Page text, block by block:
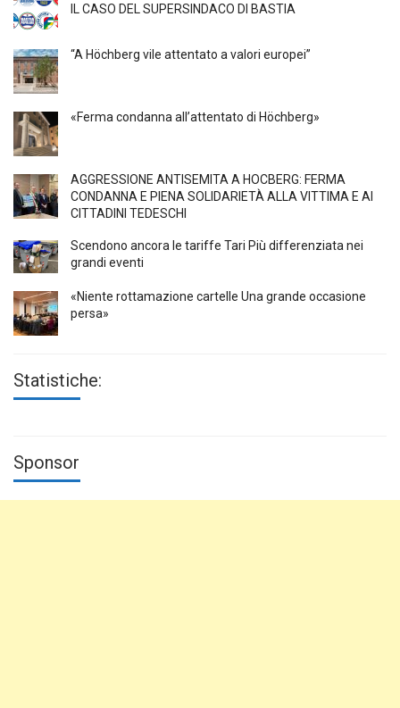
IL CASO DEL SUPERSINDACO DI BASTIA
“A Höchberg vile attentato a valori europei”
«Ferma condanna all’attentato di Höchberg»
AGGRESSIONE ANTISEMITA A HÖCBERG: FERMA
CONDANNA E PIENA SOLIDARIETÀ ALLA VITTIMA E AI
CITTADINI TEDESCHI
Scendono ancora le tariffe Tari Più differenziata nei
grandi eventi
«Niente rottamazione cartelle Una grande occasione
persa»
Statistiche:
Sponsor